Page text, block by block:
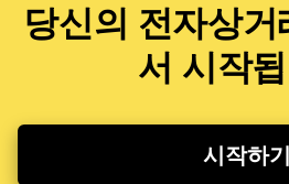
당신의 전자상거
서 시작
시작하기